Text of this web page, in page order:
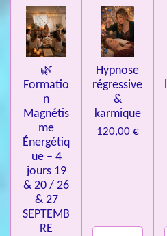
🌿
Formatio
n
Magnétis
me
Énergétiq
ue – 4
jours 19
& 20 / 26
& 27
SEPTEMB
RE
Hypnose
régressive
&
karmique
120,00 €